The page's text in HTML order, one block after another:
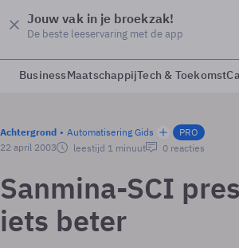
Jouw vak in je broekzak!
De beste leeservaring met de app
BusinessMaatschappijTech & Toekomst
Achtergrond Automatisering Gids
PRO
22 april 2003
leestijd 1 minuut 0 reacties
Sanmina-SCI
iets beter